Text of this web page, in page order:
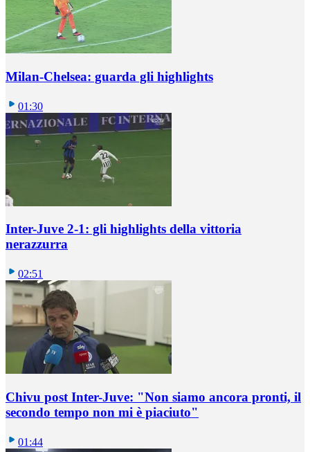
Milan-Chelsea: guarda gli highlights
01:30
Inter-Juve 2-1: gli highlights della vittoria
nerazzurra
02:51
Chivu post Inter-Juve: "Non siamo ancora pronti, il
secondo tempo non mi è piaciuto"
01:44